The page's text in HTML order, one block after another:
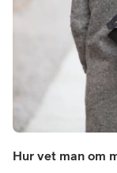
Hur vet man om